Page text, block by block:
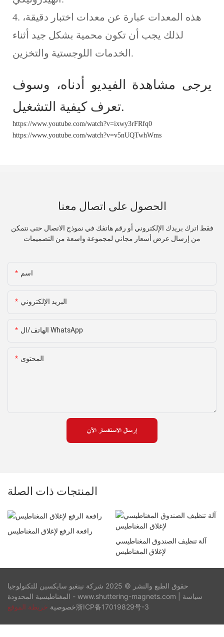
4. هذه المعدات عبارة عن معدات اختبار دقيقة،
لذلك يجب أن تكون محمية بشكل جيد أثناء
الخدمات اللوجستية والتخزين.
يرجى مشاهدة الفيديو أدناه، وسوف
تعرف كيفية التشغيل.
https://www.youtube.com/watch?v=ixwy3rFRfq0
https://www.youtube.com/watch?v=v5nUQTwhWms
الحصول على اتصال معنا
فقط اترك بريدك الإلكتروني أو رقم هاتفك في نموذج الاتصال حتى نتمكن
من إرسال عرض أسعار مجاني لمجموعة واسعة من التصميمات
اسم
البريد الإلكتروني
الهاتف/ال WhatsApp
المحتوى
إرسال الاستفسار الآن
المنتجات ذات الصلة
رافعة الرفع لإغلاق المغناطيس
آلة تنظيف الصندوق المغناطيسي
لإغلاق المغناطيس
حقوق الطبع والنشر © 2025 شركة نينغبو سايكسين للتكنولوجيا
المغناطيسية المحدودة - www.shuttering-magnets.com |
خصوصية خريطة الموقع 浙ICP备17019829号-3